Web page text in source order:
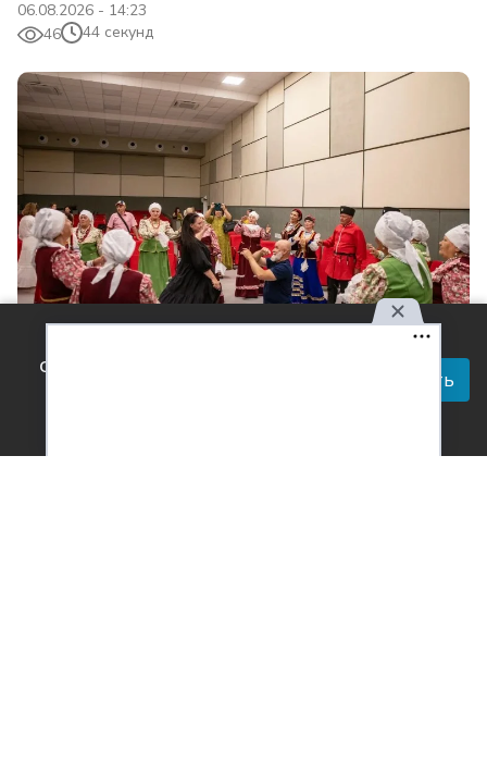
06.08.2026 - 14:23
46
44 секунд
Фото: Центр кубанской казачьей культуры «Казачья воля»
соглашаетесь с правилами
Принять